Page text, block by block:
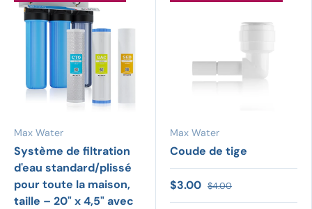
Max Water
Système de filtration
d'eau standard/plissé
pour toute la maison,
taille – 20" x 4,5" avec
Max Water
Coude de tige
$3.00 $4.00